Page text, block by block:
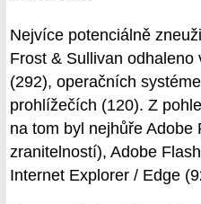
Nejvíce potenciálně
Frost & Sullivan
(292), operačních
prohlížečích (120). Z
na tom byl nejhůře Adobe
zranitelností), Adobe
Internet Explorer / Edge